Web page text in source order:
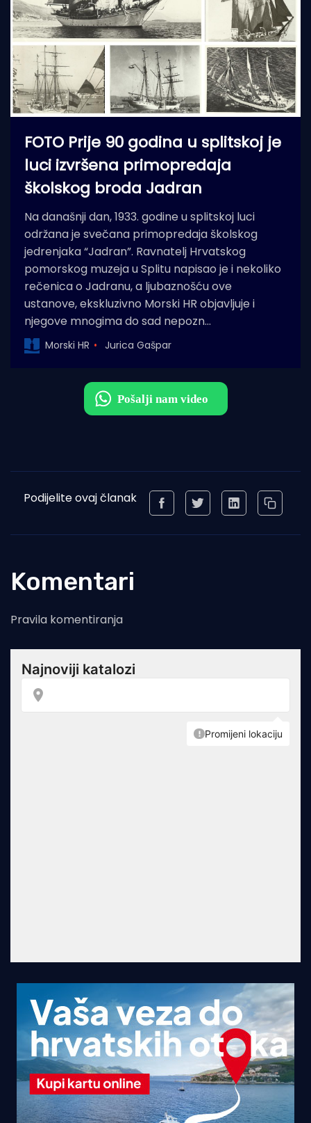
FOTO Prije 90 godina u splitskoj je
luci izvršena primopredaja
školskog broda Jadran
Na današnji dan, 1933. godine u splitskoj luci
održana je svečana primopredaja školskog
jedrenjaka “Jadran”. Ravnatelj Hrvatskog
pomorskog muzeja u Splitu napisao je i nekoliko
rečenica o Jadranu, a ljubaznošću ove
ustanove, ekskluzivno Morski HR objavljuje i
njegove mnogima do sad nepozn…
Morski HR Jurica Gašpar
Podijelite ovaj članak
Komentari
Pravila komentiranja